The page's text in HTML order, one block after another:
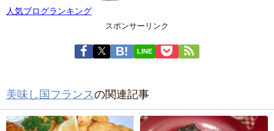
人気ブログランキング
スポンサーリンク
LINE
美味し国フランスの関連記事